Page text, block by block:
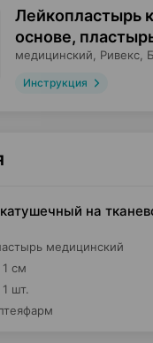
Лейкопластырь
основе,
медицинский, Ривекс ,
Инструкция
на
медицинский
см
1 шт.